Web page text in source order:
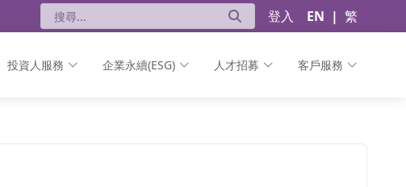
登入 EN | 繁
投資人服務 企業永續(ESG) 人才招募 客戶服務